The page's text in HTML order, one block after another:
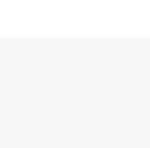
стране производства
извещения
потребительских